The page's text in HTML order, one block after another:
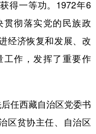
عربى
日本語 한국어
得一等功。1972年6
贯彻落实党的民族政
经济恢复和发展、改
工作，发挥了重要作
任西藏自治区党委书
区贫协主任、自治区